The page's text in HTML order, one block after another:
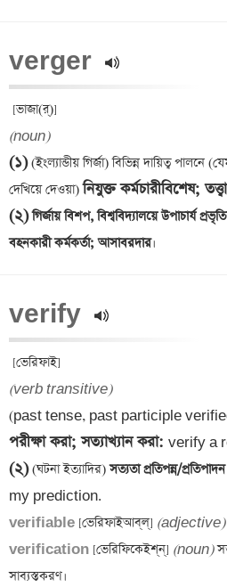
verger
(noun)
(১) (ইংল্যান্ডীয় গির্জা) বিভিন্ন দায়িত্ব
দেখিয়ে দেওয়া) নিযুক্ত কর্মচারীবিশেষ;
(২) গির্জায় বিশপ, বিশ্ববিদ্যালয়ে উপাচার্য
বহনকারী কর্মকর্তা; আসাবরদার
verify
(verb transitive)
(past tense, past participle
পরীক্ষা করা; সত্যাখ্যান করা:
(২) (ঘটনা ইত্যাদির) সত্যতা প্রতিপন্ন/
verifiable
[ভেরিফাইআব্‌‌ল্] (adjective)
verification
[ভেরিফিকেইশ্‌ন্‌] (noun)